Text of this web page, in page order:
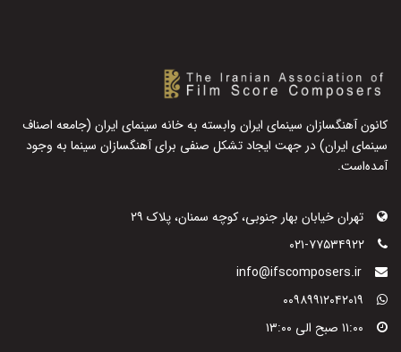
کانون آهنگسازان سینمای ایران وابسته به خانه سینمای ایران (جامعه اصناف
سینمای ایران) در جهت ایجاد تشکل صنفی برای آهنگسازان سینما به وجود
آمده‌است.
تهران خیابان بهار جنوبی، کوچه سمنان، پلاک ۲۹
۰۲۱-۷۷۵۳۴۹۲۲
info@ifscomposers.ir
۰۰۹۸۹۹۱۲۰۴۲۰۱۹
۱۱:۰۰ صبح الی ۱۳:۰۰